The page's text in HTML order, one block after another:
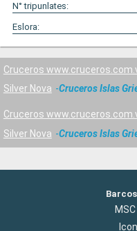
N° tripunlates:
Eslora:
Cruceros
Silver Nova
Cruceros Islas
Cruceros
Silver Nova
Cruceros Islas